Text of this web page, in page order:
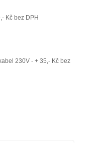
Kč bez DPH
230V - + 35,- Kč bez